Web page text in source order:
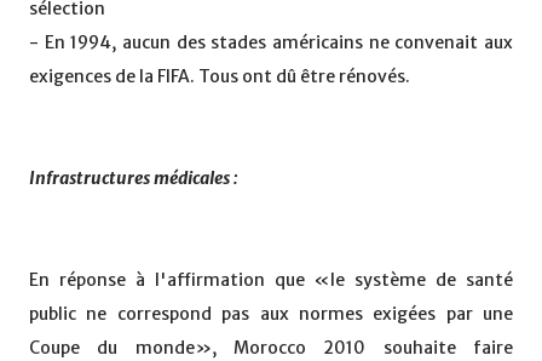
sélection
- En 1994, aucun des stades américains ne convenait aux
exigences de la FIFA. Tous ont dû être rénovés.
Infrastructures médicales :
En réponse à l'affirmation que «le système de santé
public ne correspond pas aux normes exigées par une
Coupe du monde», Morocco 2010 souhaite faire